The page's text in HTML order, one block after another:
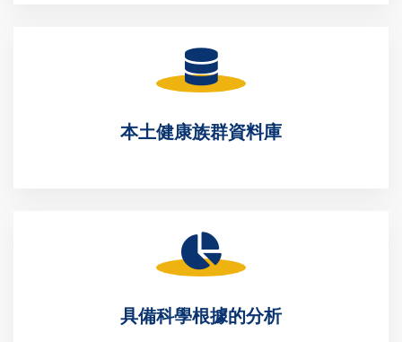
本土健康族群資料庫
具備科學根據的分析